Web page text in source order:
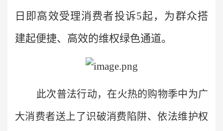
日即高效受理消费者投诉5起，为群众搭
建起便捷、高效的维权绿色通道。
此次普法行动，在火热的购物季中为广
大消费者送上了识破消费陷阱、依法维护权